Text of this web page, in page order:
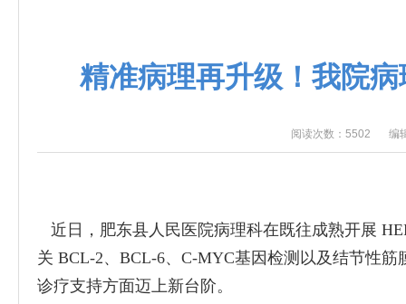
精准病理再升级！我院
阅读次数：5502 编
近日，肥东县人民医院病理科在既往成熟开展
关 BCL-2、BCL-6、C-MYC基因检测以及结节性
诊疗支持方面迈上新台阶。